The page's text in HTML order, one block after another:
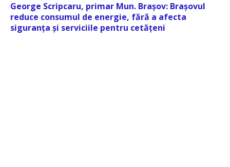
George Scripcaru, primar Mun. Brașov: Brașovul
reduce consumul de energie, fără a afecta
siguranța și serviciile pentru cetățeni